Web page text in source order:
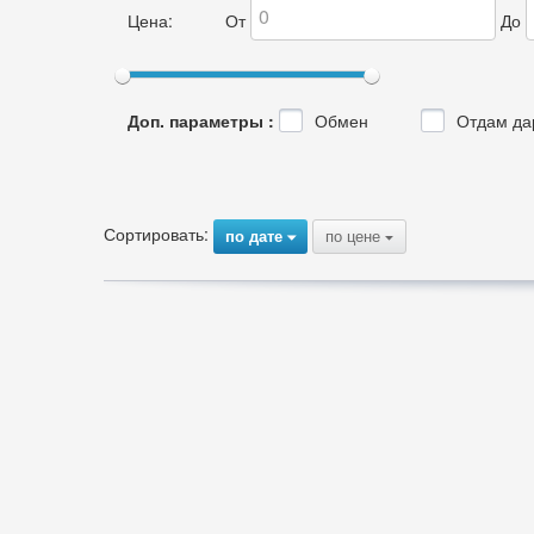
Цена: От До
Доп. параметры : Обмен Отдам
Сортировать: по дате{ по цене {